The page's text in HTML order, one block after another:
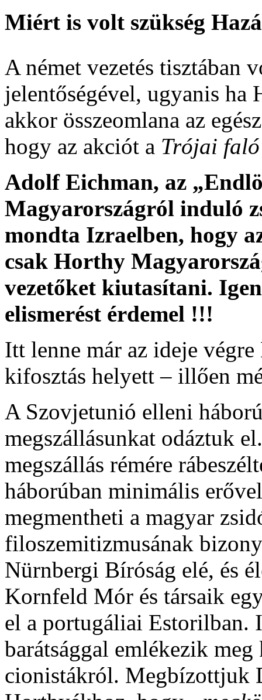
Miért is volt szükség
A német vezetés tisztában
jelentőségével, ugyanis
akkor összeomlana az
hogy az akciót a Trójai faló
Adolf Eichman, az
Magyarországról induló
mondta Izraelben, hogy
csak Horthy
vezetőket kiutasítani.
elismerést érdemel !!!
Itt lenne már az ideje
kifosztás helyett – illően
A Szovjetunió elleni
megszállásunkat odáztuk
megszállás rémére
háborúban minimális
megmentheti a magyar
filoszemitizmusának
Nürnbergi Bíróság elé, és
Kornfeld Mór és társaik
el a portugáliai
barátsággal emlékezik
cionistákról. Megbízottjuk